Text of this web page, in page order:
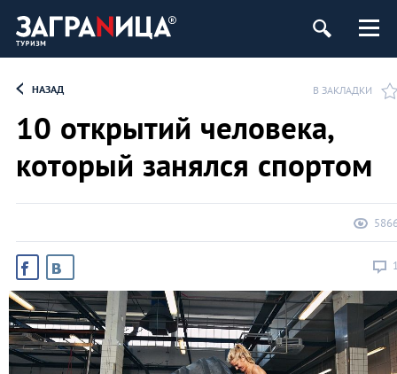
НАЗАД В ЗАКЛАДКИ
10 открытий человека,
который занялся спортом